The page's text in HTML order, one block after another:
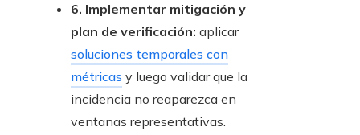
6. Implementar mitigación y
plan de verificación: aplicar
soluciones temporales con
métricas y luego validar que la
incidencia no reaparezca en
ventanas representativas.